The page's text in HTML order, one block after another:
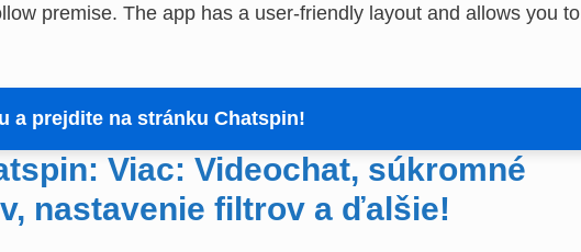
premise. The app has a user-friendly layout and allows you to
a prejdite na stránku Chatspin!
Viac: Videochat, súkromné
nastavenie filtrov a ďalšie!